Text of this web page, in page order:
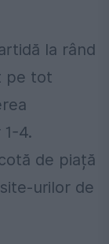
la rând
pe tot
4.
de piață
urilor de